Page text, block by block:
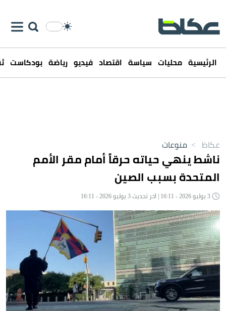
الرئيسية محليات سياسة اقتصاد فيديو رياضة بودكاست
عكاظ > منوعات
ناشط ينهي حياته حرقاً أمام مقر الأمم
المتحدة بسبب الصين